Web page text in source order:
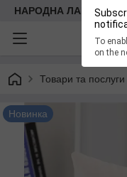
To
on the
НАРОДНА ЛАВКА
Товари та послуги
Новинка